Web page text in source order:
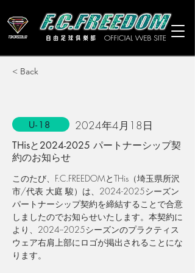
< Back
U-18 2024年4月18日
THisと2024-2025 パートナーシップ契
約のお知らせ
このたび、F.C.FREEDOMとTHis （埼玉県所沢
市/代表 大庭 駿）は、2024-2025シーズン
パートナーシップ契約を締結することで合意
しましたのでお知らせいたします。本契約に
より、2024--2025シーズンのプラクティス
ウェア右肩上部にロゴが掲出されることにな
ります。